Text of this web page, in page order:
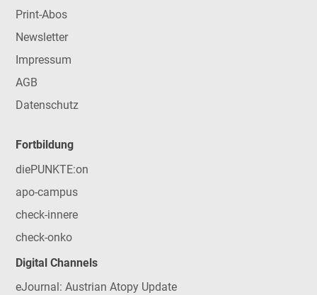
Print-Abos
Newsletter
Impressum
AGB
Datenschutz
Fortbildung
diePUNKTE:on
apo-campus
check-innere
check-onko
Digital Channels
eJournal: Austrian Atopy Update